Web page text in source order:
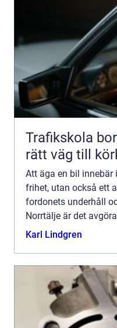
Trafikskola borlänge
rätt väg till
Att äga en bil innebär
frihet, utan också ett
fordonets underhåll
Norrtälje är det
Karl Lindgren